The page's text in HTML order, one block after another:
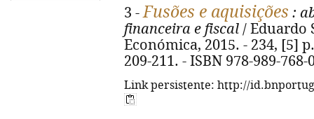
3 -Fusões e aquisições :
financeira e fiscal / Eduardo
Económica, 2015. - 234, [5]
209-211. - ISBN 978-989-768-
Link persistente: http://